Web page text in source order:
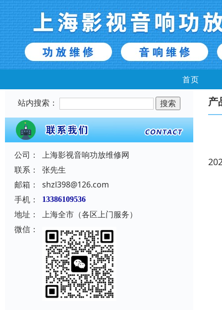
首页
站内搜索：
公司：
上海影视音响功放维修网
联系：
张先生
邮箱：
shzl398@126.com
手机：
13386109536
地址：
上海全市（各区上门服务）
微信：
产